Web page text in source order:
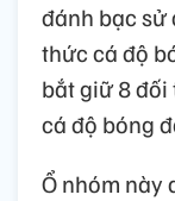
đánh bạc sử
thức cá độ
bắt giữ 8
cá độ bóng
Ổ nhóm này